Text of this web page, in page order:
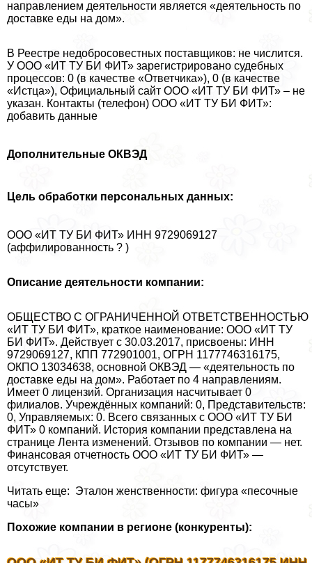
направлением деятельности является «деятельность по
доставке еды на дом».
В Реестре недобросовестных поставщиков: не числится.
У ООО «ИТ ТУ БИ ФИТ» зарегистрировано судебных
процессов: 0 (в качестве «Ответчика»), 0 (в качестве
«Истца»), Официальный сайт ООО «ИТ ТУ БИ ФИТ» – не
указан. Контакты (телефон) ООО «ИТ ТУ БИ ФИТ»:
добавить данные
Дополнительные ОКВЭД
Цель обработки персональных данных:
ООО «ИТ ТУ БИ ФИТ» ИНН 9729069127
(аффилированность ? )
Описание деятельности компании:
ОБЩЕСТВО С ОГРАНИЧЕННОЙ ОТВЕТСТВЕННОСТЬЮ
«ИТ ТУ БИ ФИТ», краткое наименование: ООО «ИТ ТУ
БИ ФИТ». Действует с 30.03.2017, присвоены: ИНН
9729069127, КПП 772901001, ОГРН 1177746316175,
ОКПО 13034638, основной ОКВЭД — «деятельность по
доставке еды на дом». Работает по 4 направлениям.
Имеет 0 лицензий. Организация насчитывает 0
филиалов. Учреждённых компаний: 0, Представительств:
0, Управляемых: 0. Всего связанных с ООО «ИТ ТУ БИ
ФИТ» 0 компаний. История компании представлена на
странице Лента изменений. Отзывов по компании — нет.
Финансовая отчетность ООО «ИТ ТУ БИ ФИТ» —
отсутствует.
Читать еще: Эталон женственности: фигура «песочные
часы»
Похожие компании в регионе (конкуренты):